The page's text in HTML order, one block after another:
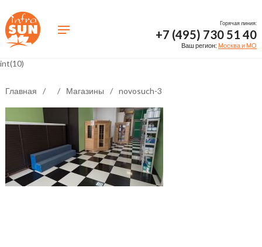
Горячая линия:
+7 (495) 730 51 40
Ваш регион: Москва и МО
int(10)
Главная / / Магазины / novosuch-3